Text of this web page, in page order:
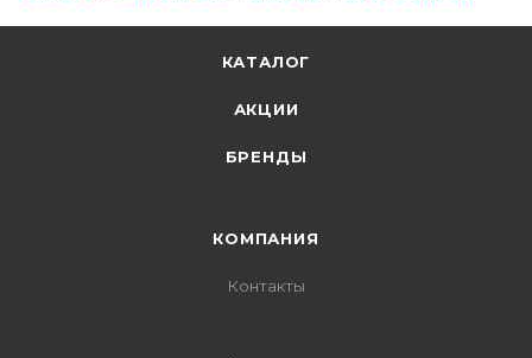
КАТАЛОГ
АКЦИИ
БРЕНДЫ
КОМПАНИЯ
Контакты